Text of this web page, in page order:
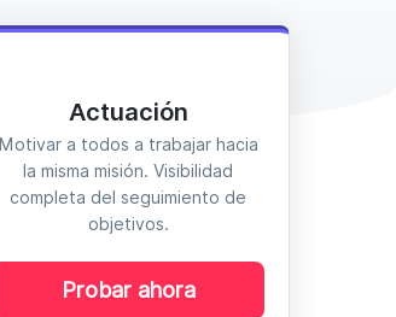
Actuación
Motivar a todos a trabajar hacia
la misma misión. Visibilidad
completa del seguimiento de
objetivos.
Probar ahora